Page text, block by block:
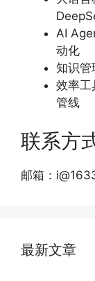
AI
动化
知识管
效率
管线
联系方
邮箱：
最新文章